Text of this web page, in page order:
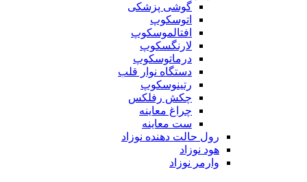
گوشی پزشکی
اتوسکوپ
افتالموسکوپ
لارنگسکوپ
درماتوسکوپ
دستگاه نوار قلب
رتینوسکوپ
چکش رفلکس
چراغ معاینه
ست معاینه
رول حالت دهنده نوزاد
هود نوزاد
وارمر نوزاد